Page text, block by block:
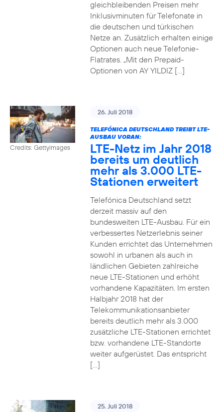
gleichbleibenden Preisen mehr
Inklusivminuten für Telefonate in
die deutschen und türkischen
Netze an. Zusätzlich erhalten einige
Optionen auch neue Telefonie-
Flatrates. „Mit den Prepaid-
Optionen von AY YILDIZ […]
Credits: Gettyimages
26. Juli 2018
TELEFÓNICA DEUTSCHLAND TREIBT LTE-
AUSBAU VORAN:
LTE-Netz im Jahr 2018
bereits um deutlich
mehr als 3.000 LTE-
Stationen erweitert
Telefónica Deutschland setzt
derzeit massiv auf den
bundesweiten LTE-Ausbau. Für ein
verbessertes Netzerlebnis seiner
Kunden errichtet das Unternehmen
sowohl in urbanen als auch in
ländlichen Gebieten zahlreiche
neue LTE-Stationen und erhöht
vorhandene Kapazitäten. Im ersten
Halbjahr 2018 hat der
Telekommunikationsanbieter
bereits deutlich mehr als 3.000
zusätzliche LTE-Stationen errichtet
bzw. vorhandene LTE-Standorte
weiter aufgerüstet. Das entspricht
[…]
25. Juli 2018